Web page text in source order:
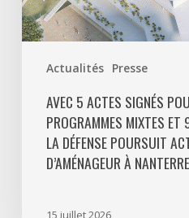
Actualités Presse
900
logements,
Défense
poursuit
activement
AVEC 5 ACTES SIGNÉS
PROGRAMMES MIXTES
LA DÉFENSE POURSUIT
D’AMÉNAGEUR À
15 juillet 2026